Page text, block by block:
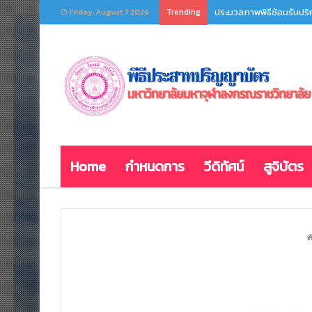
Friday, August 7 2026 Trending ประมวลภาพพิธีซ้อมรับป
Home กำหนดการ วีดิทัศน์ สูจิบัตร